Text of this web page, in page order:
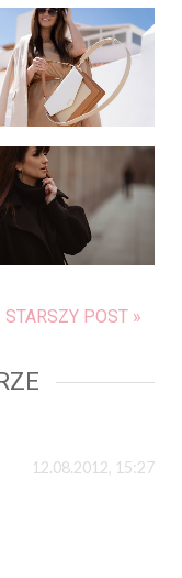
STARSZY POST »
12.08.2012, 15:27